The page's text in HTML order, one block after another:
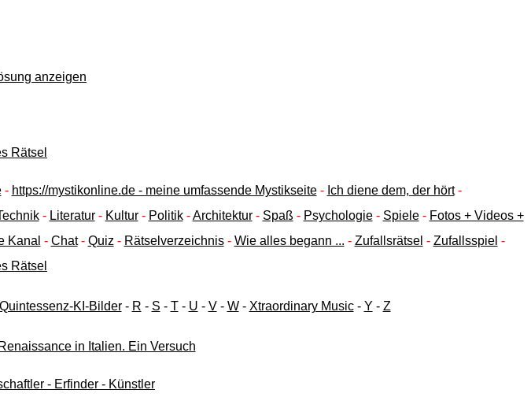
anzeigen
Rätsel
- https://mystikonline.de - meine umfassende Mystikseite- Ich diene dem, der hört-
- Literatur- Kultur- Politik-Architektur- Spaß - Psychologie- Spiele- Fotos + Videos +
Kanal - Chat- Quiz - Rätselverzeichnis- Wie alles begann ... - Zufallsrätsel - Zufallsspiel -
Rätsel
Quintessenz-KI-Bilder- R - S - T- U - V- W- Xtraordinary Music- Y - Z
in Italien. Ein Versuch
- Erfinder - Künstler